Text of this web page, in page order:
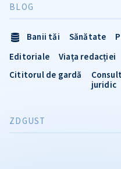
BLOG
Banii tăi Sănătate
Editoriale
Viața redacției
Cititorul de gardă
juridic
ZDGUST